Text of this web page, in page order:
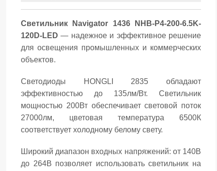
Светильник Navigator 1436 NHB-P4-200-6.5K-
120D-LED — надежное и эффективное решение
для освещения промышленных и коммерческих
объектов.
Светодиоды HONGLI 2835 обладают
эффективностью до 135лм/Вт. Светильник
мощностью 200Вт обеспечивает световой поток
27000лм, цветовая температура 6500К
соответствует холодному белому свету.
Широкий диапазон входных напряжений: от 140В
до 264В позволяет использовать светильник на